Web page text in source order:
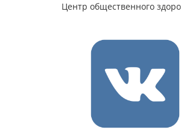
Центр общественного